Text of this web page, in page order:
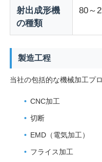
プラスチック自動車
自動車注入型
医療用注射鋳造
多キャビティ射出成形
射出成形機
の種類
80～
製造工程
当社の包括的な機械加工プ
CNC加工
切断
EMD（電気加工）
フライス加工